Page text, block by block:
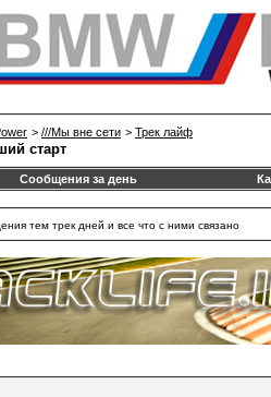
> ///Mы вне сети > Трек лайф
старт
Сообщения за день
тем трек дней и все что с ними связано